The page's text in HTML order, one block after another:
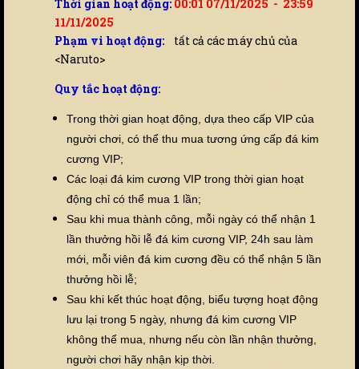
Thời gian hoạt động: 00:01 07/11/2025 - 23:59
11/11/2025
Phạm vi hoạt động: tất cả các máy chủ của
<Naruto>
Quy tắc hoạt động:
Trong thời gian hoạt động, dựa theo cấp VIP của
người chơi, có thể thu mua tương ứng cấp đá kim
cương VIP;
Các loại đá kim cương VIP trong thời gian hoạt
động chỉ có thể mua 1 lần;
Sau khi mua thành công, mỗi ngày có thể nhận 1
lần thưởng hồi lễ đá kim cương VIP, 24h sau làm
mới, mỗi viên đá kim cương đều có thể nhận 5 lần
thưởng hồi lễ;
Sau khi kết thúc hoạt động, biểu tượng hoạt động
lưu lại trong 5 ngày, nhưng đá kim cương VIP
không thể mua, nhưng nếu còn lần nhận thưởng,
người chơi hãy nhận kịp thời.